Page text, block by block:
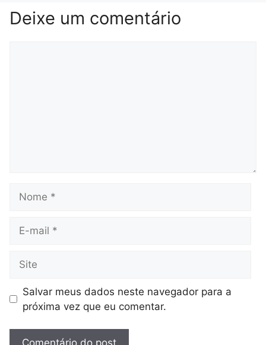
Deixe um comentário
mail
Salvar meus dados neste navegador para a
próxima vez que eu comentar.